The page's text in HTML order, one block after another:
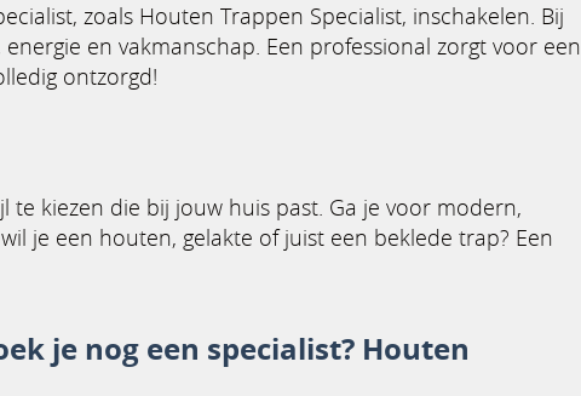
zoals Houten Trappen Specialist, inschakelen. Bij
en vakmanschap. Een professional zorgt voor een
ontzorgd!
te kiezen die bij jouw huis past. Ga je voor modern,
je een houten, gelakte of juist een beklede trap? Een
je nog een specialist? Houten